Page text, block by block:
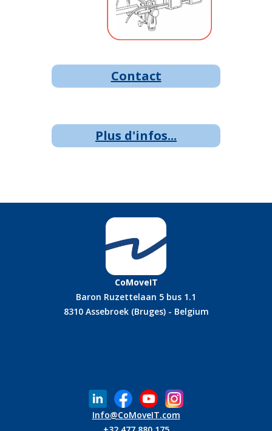
Contact
Plus d'infos...
CoMoveIT
Baron Ruzettelaan 5 bus 1.1
8310 Assebroek (Bruges) - Belgium
Info@CoMoveIT.com